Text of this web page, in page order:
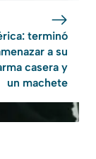
terminó
a su
casera y
un machete